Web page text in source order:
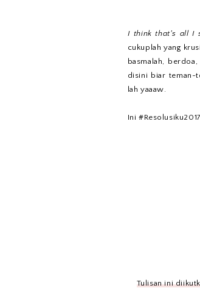
I think that's all I
cukuplah yang
basmalah,
disini biar teman-
lah yaaaw.
Ini
Tulisan ini